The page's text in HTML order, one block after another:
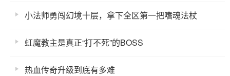
小法师勇闯幻境十层，拿下全区第一把嗜魂法杖
虹魔教主是真正“打不死”的BOSS
热血传奇升级到底有多难